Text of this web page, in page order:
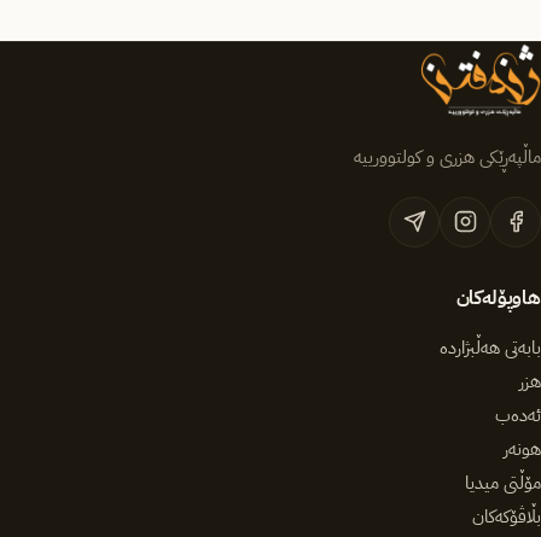
ماڵپەڕێکی هزری و کولتوورییە
هاوپۆلەکان
بابەتی هەڵبژاردە
هزر
ئەدەب
هونەر
مۆڵتی میدیا
بڵاڤۆکەکان